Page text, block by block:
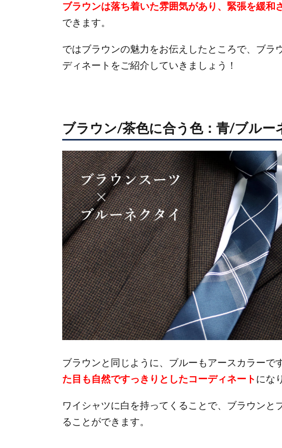
ブラウンは落ち着いた雰囲気があり、緊張を緩和
できます。
ではブラウンの魅力をお伝えしたところで、ブラ
ディネートをご紹介していきましょう！
ブラウン/茶色に合う色：青/ブル
ブラウンと同じように、ブルーもアースカラーで
た目も自然ですっきりとしたコーディネートにな
ワイシャツに白を持ってくることで、ブラウンと
ることができます。